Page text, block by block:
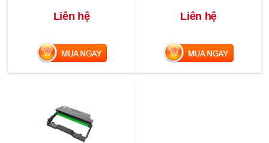
Liên hệ
MUA NGAY
Liên hệ
MUA NGAY